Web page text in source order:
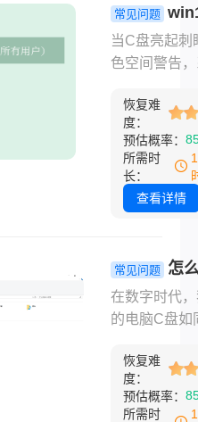
宝贵空间。
理c盘空间呢
将提供一套
装系统、安
盖从新手到
全套技巧，
松释放30GB
间！
常见问题
盘满了怎么
理？超详细
当C盘亮起刺
色空间警告
安装新软件
错——这无疑
个Windows
的噩梦。别
装系统！那么
供10大高效
略，从零风
操作到深度
手把手教你
放宝贵空间
重获新生。
恢复难
度：
预估概率：
所需时
长：
查看详情
常见问题 怎
电脑c盘？
效清理方法
在数字时代
的电脑C盘如
着操作系统
程序与日常
然而，这块
恢复难
度：
预估概率：
所需时